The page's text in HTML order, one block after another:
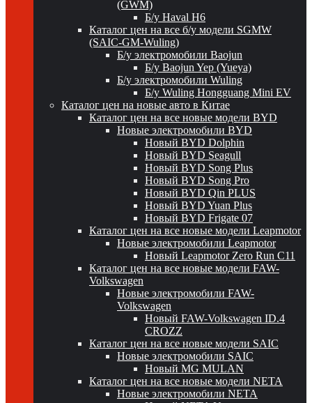
(GWM)
Б/у Haval H6
Каталог цен на все б/у модели SGMW
(SAIC-GM-Wuling)
Б/у электромобили Baojun
Б/у Baojun Yep (Yueya)
Б/у электромобили Wuling
Б/у Wuling Hongguang Mini EV
Каталог цен на новые авто в Китае
Каталог цен на все новые модели BYD
Новые электромобили BYD
Новый BYD Dolphin
Новый BYD Seagull
Новый BYD Song Plus
Новый BYD Song Pro
Новый BYD Qin PLUS
Новый BYD Yuan Plus
Новый BYD Frigate 07
Каталог цен на все новые модели Leapmotor
Новые электромобили Leapmotor
Новый Leapmotor Zero Run C11
Каталог цен на все новые модели FAW-
Volkswagen
Новые электромобили FAW-
Volkswagen
Новый FAW-Volkswagen ID.4
CROZZ
Каталог цен на все новые модели SAIC
Новые электромобили SAIC
Новый MG MULAN
Каталог цен на все новые модели NETA
Новые электромобили NETA